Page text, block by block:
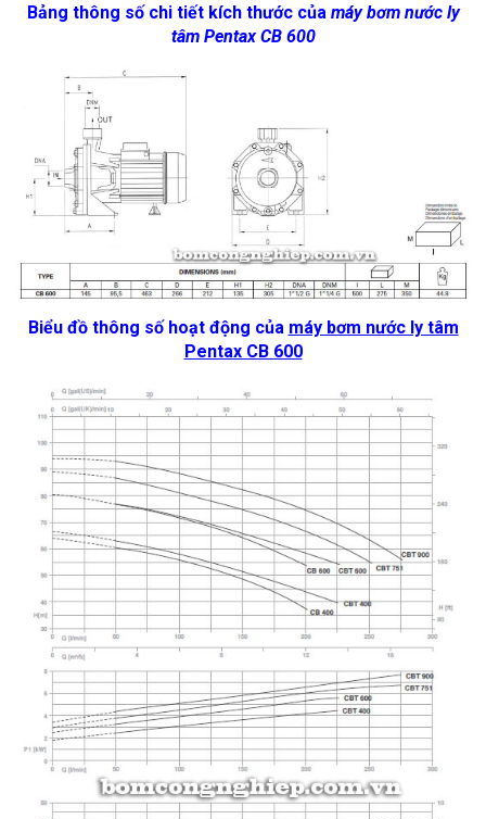
Bảng thông số chi tiết kích thước của máy bơm nước ly
tâm Pentax CB 600
Biểu đồ thông số hoạt động của máy bơm nước ly tâm
Pentax CB 600